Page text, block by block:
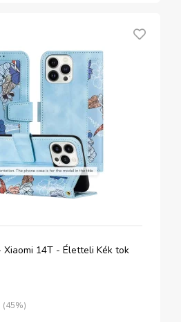
14T - Életteli Kék tok
(45%)